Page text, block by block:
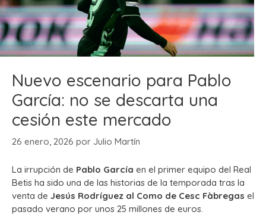
Nuevo escenario para Pablo
García: no se descarta una
cesión este mercado
26 enero, 2026 por Julio Martín
La irrupción de Pablo García en el primer equipo del Real
Betis ha sido una de las historias de la temporada tras la
venta de Jesús Rodríguez al Como de Cesc Fàbregas el
pasado verano por unos 25 millones de euros.